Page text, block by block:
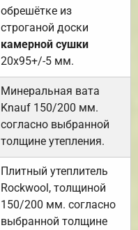
обрешётке из
строганой доски
камерной сушки
20х95+/-5 мм.
Минеральная вата
Knauf 150/200 мм.
согласно выбранной
толщине утепления.
Плитный утеплитель
Rockwool, толщиной
150/200 мм. согласно
выбранной толщине